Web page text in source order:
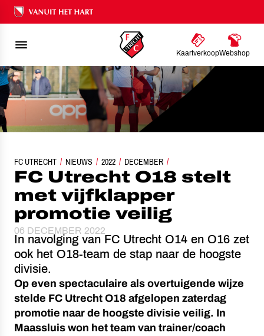
Ons nalatenschap
KaartverkoopWebshop
FC UTRECHT NIEUWS 2022 DECEMBER
FC UTRECHT O18 STELT MET VIJFKLAPPER PROMOTIE
FC Utrecht O18 stelt
met vijfklapper
promotie veilig
06 DECEMBER 2022
In navolging van FC Utrecht O14 en O16 zet
ook het O18-team de stap naar de hoogste
divisie.
Op even spectaculaire als overtuigende wijze
stelde FC Utrecht O18 afgelopen zaterdag
promotie naar de hoogste divisie veilig. In
Maassluis won het team van trainer/coach